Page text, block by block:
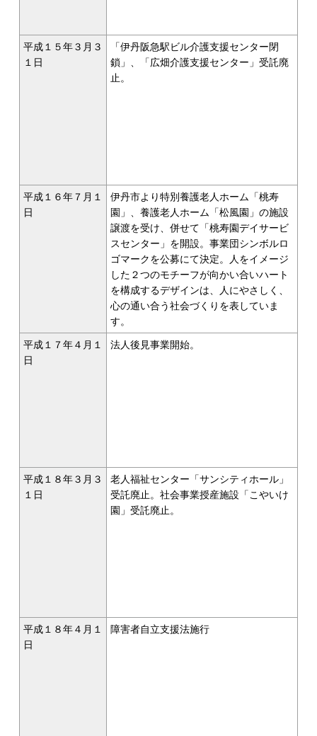
平成１５年３月３
１日
「伊丹阪急駅ビル介護支援センター閉
鎖」、「広畑介護支援センター」受託廃
止。
平成１６年７月１
日
伊丹市より特別養護老人ホーム「桃寿
園」、養護老人ホーム「松風園」の施設
譲渡を受け、併せて「桃寿園デイサービ
スセンター」を開設。事業団シンボルロ
ゴマークを公募にて決定。人をイメージ
した２つのモチーフが向かい合いハート
を構成するデザインは、人にやさしく、
心の通い合う社会づくりを表していま
す。
平成１７年４月１
日
法人後見事業開始。
平成１８年３月３
１日
老人福祉センター「サンシティホール」
受託廃止。社会事業授産施設「こやいけ
園」受託廃止。
平成１８年４月１
日
障害者自立支援法施行